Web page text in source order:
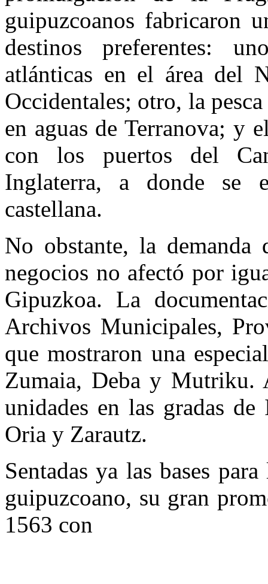
guipuzcoanos fabricaron
destinos preferentes:
atlánticas en el área del
Occidentales; otro, la
en aguas de Terranova; y
con los puertos del
Inglaterra, a donde se
castellana.
No obstante, la demanda
negocios no afectó por
Gipuzkoa. La
Archivos Municipales,
que mostraron una
Zumaia, Deba y Mutriku.
unidades en las gradas
Oria y Zarautz.
Sentadas ya las bases
guipuzcoano, su gran
1563 con